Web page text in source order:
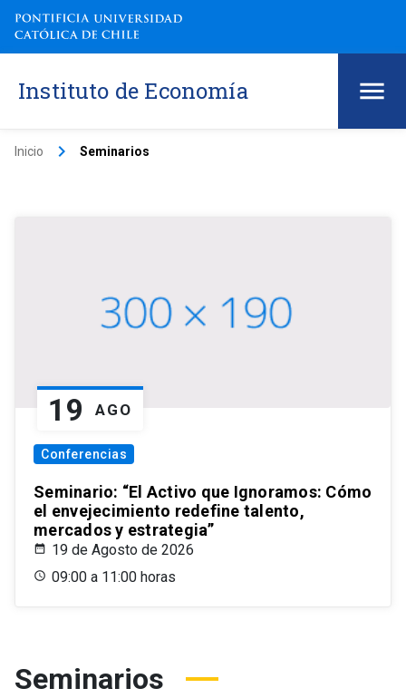
Instituto de Economía
Inicio keyboard_arrow_right Seminarios
19 AGO
Conferencias
Seminario: “El Activo que Ignoramos: Cómo
el envejecimiento redefine talento,
mercados y estrategia”
19 de Agosto de 2026
09:00 a 11:00 horas
Seminarios